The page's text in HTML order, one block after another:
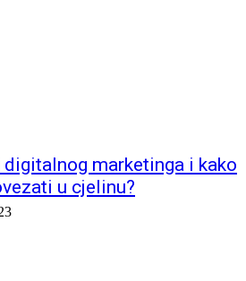
marketinga i kako
u cjelinu?